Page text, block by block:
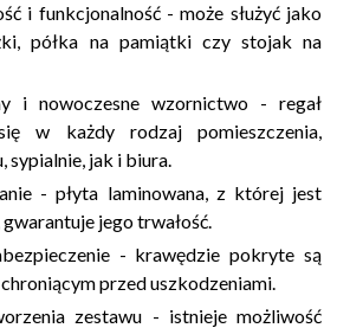
i funkcjonalność - może służyć jako
półka na pamiątki czy stojak na
i nowoczesne wzornictwo - regał
w każdy rodzaj pomieszczenia,
sypialnie, jak i biura.
- płyta laminowana, z której jest
jego trwałość.
- krawędzie pokryte są
przed uszkodzeniami.
zestawu - istnieje możliwość